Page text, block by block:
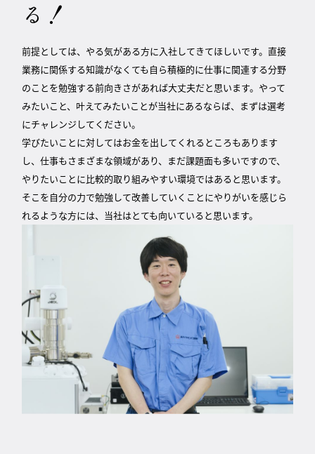
る！
前提としては、やる気がある方に入社してきてほしいです。直接
業務に関係する知識がなくても自ら積極的に仕事に関連する分野
のことを勉強する前向きさがあれば大丈夫だと思います。やって
みたいこと、叶えてみたいことが当社にあるならば、まずは選考
にチャレンジしてください。
学びたいことに対してはお金を出してくれるところもあります
し、仕事もさまざまな領域があり、まだ課題面も多いですので、
やりたいことに比較的取り組みやすい環境ではあると思います。
そこを自分の力で勉強して改善していくことにやりがいを感じら
れるような方には、当社はとても向いていると思います。